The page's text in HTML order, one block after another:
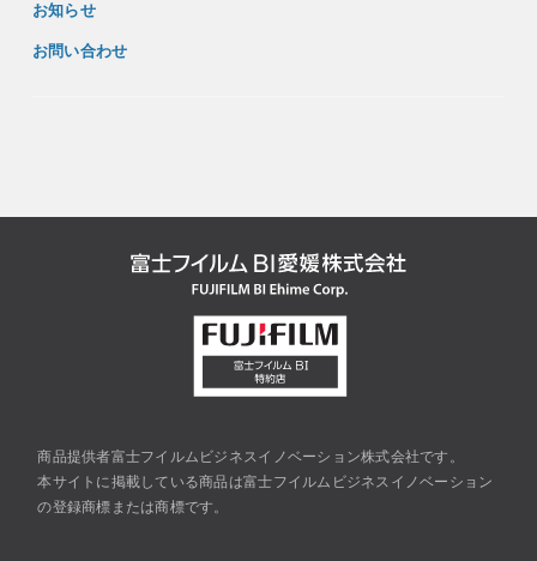
お知らせ
お問い合わせ
商品提供者富士フイルムビジネスイノベーション株式会社です。
本サイトに掲載している商品は富士フイルムビジネスイノベーション
の登録商標または商標です。